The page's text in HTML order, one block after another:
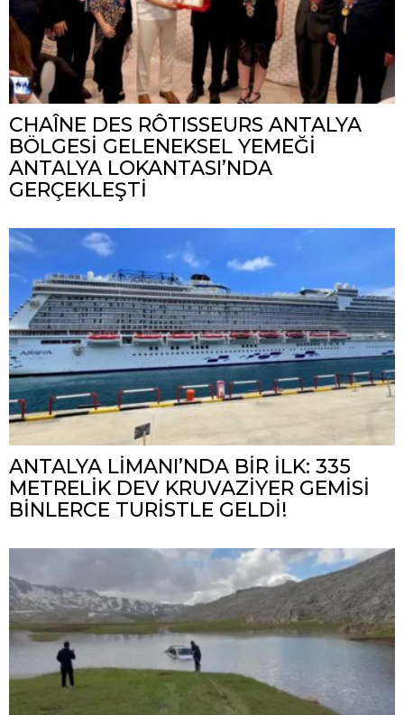
CHAÎNE DES RÔTISSEURS ANTALYA
BÖLGESİ GELENEKSEL YEMEĞİ
ANTALYA LOKANTASI’NDA
GERÇEKLEŞTİ
ANTALYA LİMANI’NDA BİR İLK: 335
METRELİK DEV KRUVAZİYER GEMİSİ
BİNLERCE TURİSTLE GELDİ!